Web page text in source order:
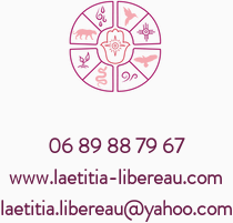
06 89 88 79 67
www.laetitia-libereau.com
laetitia.libereau@yahoo.com